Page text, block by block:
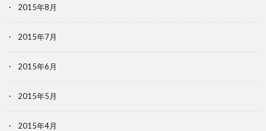
2015年8月
2015年7月
2015年6月
2015年5月
2015年4月